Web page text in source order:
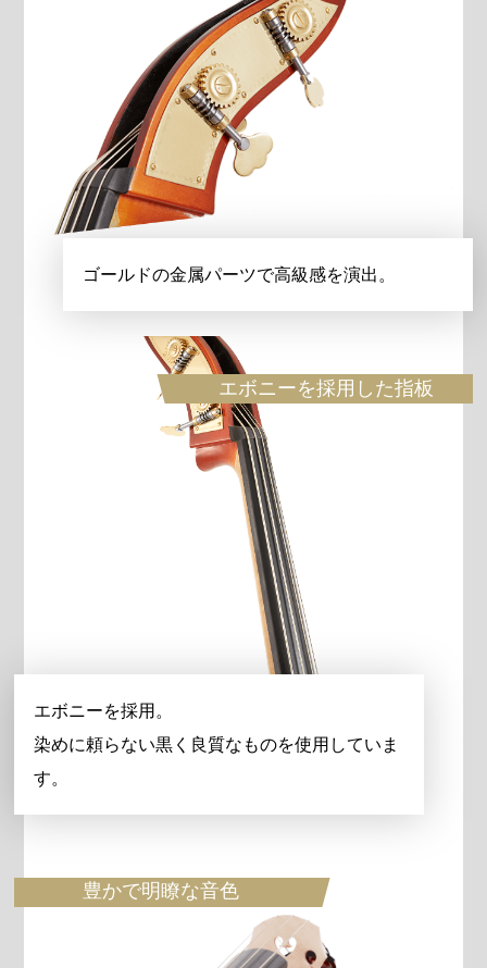
ゴールドの金属パーツで高級感を演出。
エボニーを採用した指板
エボニーを採用。
染めに頼らない黒く良質なものを使用していま
す。
豊かで明瞭な音色